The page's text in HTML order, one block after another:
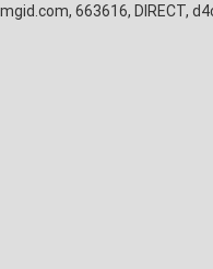
mgid.com, 663616, DIRECT,